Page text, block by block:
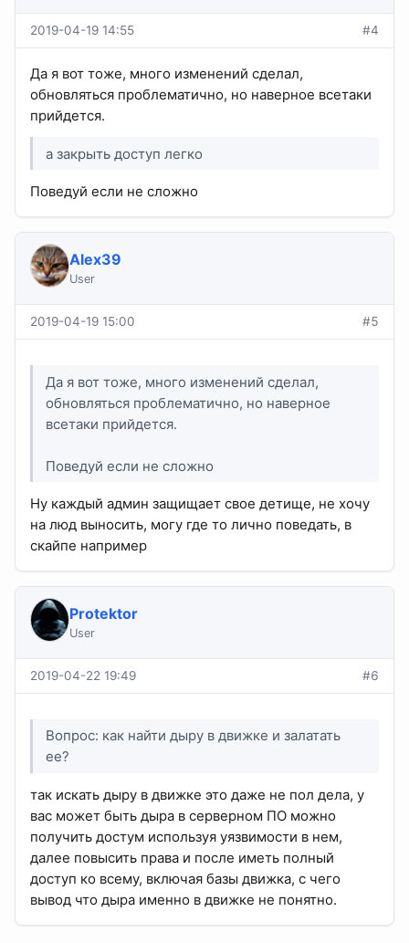
2019-04-19 14:55 #4
Да я вот тоже, много изменений сделал,
обновляться проблематично, но наверное всетаки
прийдется.
а закрыть доступ легко
Поведуй если не сложно
Alex39
User
2019-04-19 15:00 #5
Да я вот тоже, много изменений сделал,
обновляться проблематично, но наверное
всетаки прийдется.
Поведуй если не сложно
Ну каждый админ защищает свое детище, не хочу
на люд выносить, могу где то лично поведать, в
скайпе например
Protektor
User
2019-04-22 19:49 #6
Вопрос: как найти дыру в движке и залатать
ее?
так искать дыру в движке это даже не пол дела, у
вас может быть дыра в серверном ПО можно
получить достум используя уязвимости в нем,
далее повысить права и после иметь полный
доступ ко всему, включая базы движка, с чего
вывод что дыра именно в движке не понятно.